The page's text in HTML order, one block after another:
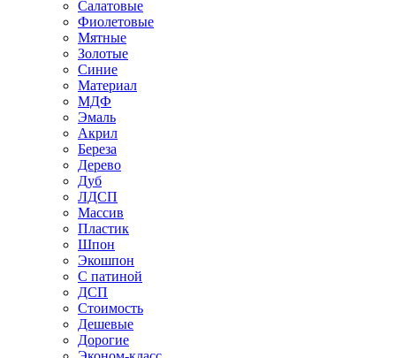
Салатовые
Фиолетовые
Мятные
Золотые
Синие
Материал
МДФ
Эмаль
Акрил
Береза
Дерево
Дуб
ЛДСП
Массив
Пластик
Шпон
Экошпон
С патиной
ДСП
Стоимость
Дешевые
Дорогие